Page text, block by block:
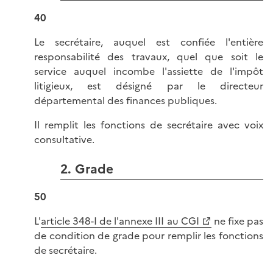
40
Le secrétaire, auquel est confiée l'entière
responsabilité des travaux, quel que soit le
service auquel incombe l'assiette de l'impôt
litigieux, est désigné par le directeur
départemental des finances publiques.
Il remplit les fonctions de secrétaire avec voix
consultative.
2. Grade
50
L'article 348-I de l'annexe III au CGI
ne fixe pas
de condition de grade pour remplir les fonctions
de secrétaire.